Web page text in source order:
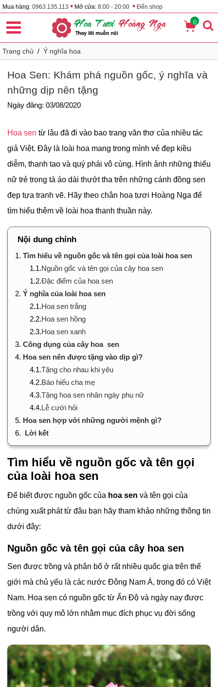
Mua hàng: 0963.135.113 • Mở cửa: 8:00 - 20:00 • Đến shop
0
Trang chủ / Ý nghĩa hoa
Hoa Sen: Khám phá nguồn gốc, ý nghĩa và
những dịp nên tặng
Ngày đăng: 03/08/2020
Hoa sen từ lâu đã đi vào bao trang văn thơ của nhiều tác
giả Việt. Đây là loài hoa mang trong mình vẻ đẹp kiều
diễm, thanh tao và quý phái vô cùng. Hình ảnh những thiếu
nữ trẻ trong tà áo dài thướt tha trên những cánh đồng sen
đẹp tựa tranh vẽ. Hãy theo chân hoa tươi Hoàng Nga để
tìm hiểu thêm về loài hoa thanh thuần này.
Nội dung chính
1. Tìm hiểu về nguồn gốc và tên gọi của loài hoa sen
1.1.Nguồn gốc và tên gọi của cây hoa sen
1.2.Đặc điểm của hoa sen
2. Ý nghĩa của loài hoa sen
2.1.Hoa sen trắng
2.2.Hoa sen hồng
2.3.Hoa sen xanh
3. Công dụng của cây hoa sen
4. Hoa sen nên được tặng vào dịp gì?
4.1.Tặng cho nhau khi yêu
4.2.Báo hiếu cha mẹ
4.3.Tặng hoa sen nhân ngày phụ nữ
4.4.Lễ cưới hỏi
5. Hoa sen hợp với những người mệnh gì?
6. Lời kết
Tìm hiểu về nguồn gốc và tên gọi
của loài hoa sen
Để biết được nguồn gốc của hoa sen và tên gọi của
chúng xuất phát từ đâu bạn hãy tham khảo những thông tin
dưới đây:
Nguồn gốc và tên gọi của cây hoa sen
Sen được trồng và phân bố ở rất nhiều quốc gia trên thế
giới mà chủ yếu là các nước Đông Nam Á, trong đó có Việt
Nam. Hoa sen có nguồn gốc từ Ấn Độ và ngày nay được
trồng với quy mô lớn nhằm mục đích phục vụ đời sống
người dân.